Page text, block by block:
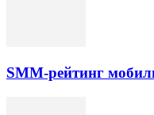
SMM-рейтинг